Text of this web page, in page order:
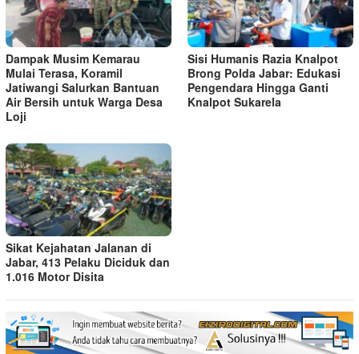
Dampak Musim Kemarau
Mulai Terasa, Koramil
Jatiwangi Salurkan Bantuan
Air Bersih untuk Warga Desa
Loji
Sisi Humanis Razia Knalpot
Brong Polda Jabar: Edukasi
Pengendara Hingga Ganti
Knalpot Sukarela
Sikat Kejahatan Jalanan di
Jabar, 413 Pelaku Diciduk dan
1.016 Motor Disita